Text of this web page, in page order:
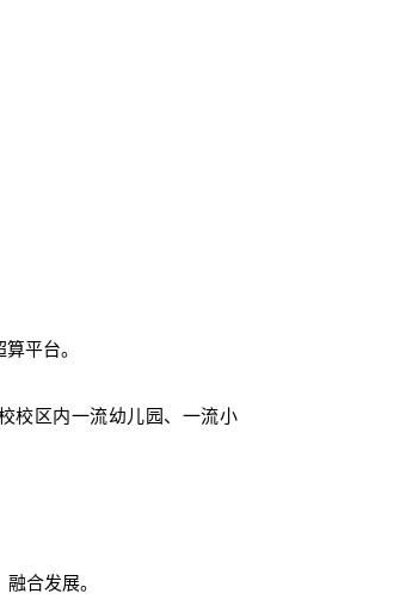
平台。
校区内一流幼儿园、一流小
合发展。